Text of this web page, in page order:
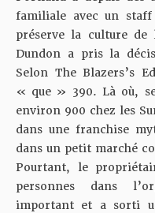
familiale avec un
préserve la culture de
Dundon a pris la
Selon The Blazers’s
« que » 390. Là où,
environ 900 chez les
dans une franchise
dans un petit marché
Pourtant, le
personnes dans
important et a sorti